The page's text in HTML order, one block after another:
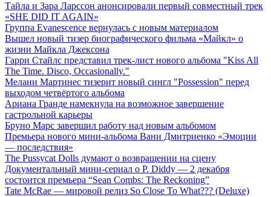
Тайла и Зара Ларссон анонсировали первый совместный трек
«SHE DID IT AGAIN»
Группа Evanescence вернулась с новым материалом
Вышел новый тизер биографического фильма «Майкл» о
жизни Майкла Джексона
Гарри Стайлс представил трек-лист нового альбома "Kiss All
The Time. Disco, Occasionally."
Мелани Мартинес тизерит новый сингл "Possession" перед
выходом четвёртого альбома
Ариана Гранде намекнула на возможное завершение
гастрольной карьеры
Бруно Марс завершил работу над новым альбомом
Премьера нового мини-альбома Вани Дмитриенко «Эмоции
— последствия»
The Pussycat Dolls думают о возвращении на сцену
Документальный мини-сериал о P. Diddy — 2 декабря
состоится премьера “Sean Combs: The Reckoning”
Tate McRae — мировой релиз So Close To What??? (Deluxe)